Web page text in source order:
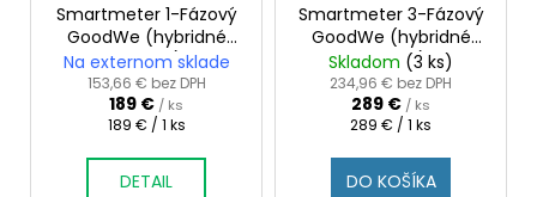
Smartmeter 1-Fázový
GoodWe (hybridné
meniče)
Na externom sklade
153,66 € bez DPH
189 € / ks
Jednotková
189 € / 1 ks
DETAIL
Smartmeter 3-Fázový
GoodWe (hybridné
meniče)
Skladom (3 ks)
234,96 € bez DPH
289 € / ks
Jednotková
289 € / 1 ks
DO KOŠÍKA